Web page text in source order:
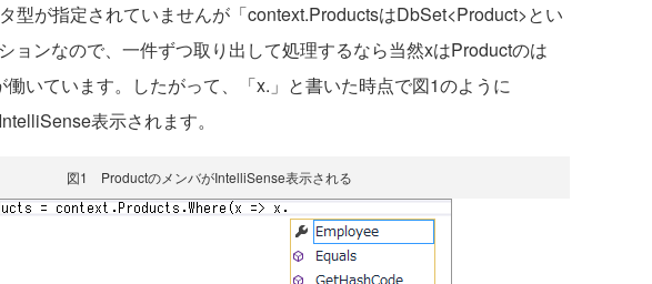
型が指定されていませんが「context.ProductsはDbSet<Product>とい
ョンなので、一件ずつ取り出して処理するなら当然xはProductのは
いています。したがって、「x.」と書いた時点で図1のように
表示されます。
図1 ProductのメンバがIntelliSense表示される